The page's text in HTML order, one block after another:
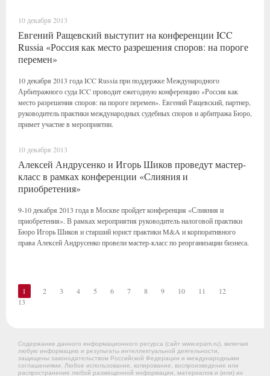
10 декабря 2013
Евгений Ращевский выступит на конференции ICC
Russia «Россия как место разрешения споров: на пороге
перемен»
10 декабря 2013 года ICC Russia при поддержке Международного
Арбитражного суда ICC проводит ежегодную конференцию «Россия как
место разрешения споров: на пороге перемен». Евгений Ращевский, партнер,
руководитель практики международных судебных споров и арбитража Бюро,
примет участие в мероприятии.
10 декабря 2013
Алексей Андрусенко и Игорь Шиков проведут мастер-
класс в рамках конференции «Слияния и
приобретения»
9-10 декабря 2013 года в Москве пройдет конференция «Слияния и
приобретения». В рамках мероприятия руководитель налоговой практики
Бюро Игорь Шиков и старший юрист практики M&A и корпоративного
права Алексей Андрусенко провели мастер-класс по реорганизации бизнеса.
1 2 3 4 5 6 7 8 9 10 11
12
13
Содержание данного информационного ресурса (сайт www.epam.ru), включая
любую информацию и результаты интеллектуальной деятельности,
защищены законодательством Российской Федерации и международными
соглашениями. Любое использование, копирование, воспроизведение или
распространение любой размещенной информации, материалов и (или) их